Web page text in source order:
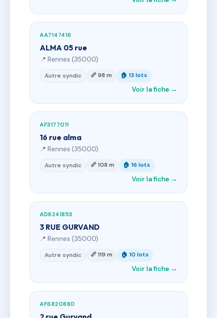
AA7147416
ALMA 05 rue
📍 Rennes (35000)
Autre syndic 📏 98 m 🏠 13 lots
Voir la fiche →
AF3177011
16 rue alma
📍 Rennes (35000)
Autre syndic 📏 108 m 🏠 16 lots
Voir la fiche →
AD8241853
3 RUE GURVAND
📍 Rennes (35000)
Autre syndic 📏 119 m 🏠 10 lots
Voir la fiche →
AF6820880